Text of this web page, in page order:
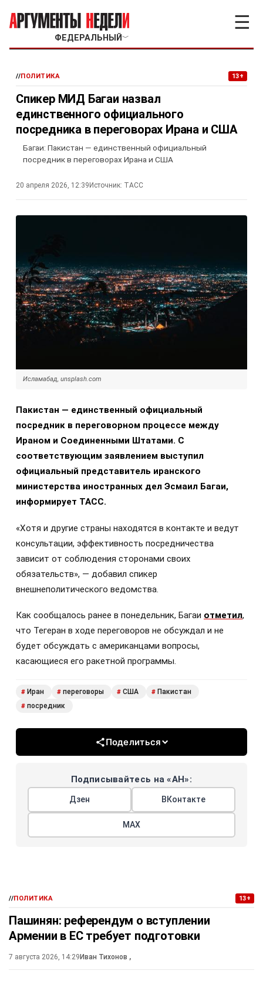
ФЕДЕРАЛЬНЫЙ ﹀
☰
//ПОЛИТИКА 13+
Спикер МИД Багаи назвал
единственного официального
посредника в переговорах Ирана и США
Багаи: Пакистан — единственный официальный
посредник в переговорах Ирана и США
20 апреля 2026, 12:39 Источник: ТАСС
Исламабад, unsplash.com
Пакистан — единственный официальный
посредник в переговорном процессе между
Ираном и Соединенными Штатами. С
соответствующим заявлением выступил
официальный представитель иранского
министерства иностранных дел Эсмаил Багаи,
информирует ТАСС.
«Хотя и другие страны находятся в контакте и ведут
консультации, эффективность посредничества
зависит от соблюдения сторонами своих
обязательств», — добавил спикер
внешнеполитического ведомства.
Как сообщалось ранее в понедельник, Багаи отметил,
что Тегеран в ходе переговоров не обсуждал и не
будет обсуждать с американцами вопросы,
касающиеся его ракетной программы.
# Иран # переговоры # США # Пакистан
# посредник
Поделиться
Подписывайтесь на «АН»:
Дзен ВКонтакте
МАХ
//ПОЛИТИКА 13+
Пашинян: референдум о вступлении
Армении в ЕС требует подготовки
7 августа 2026, 14:29 Иван Тихонов ,